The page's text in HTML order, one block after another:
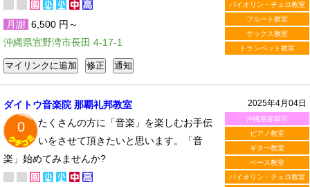
バイオリン・チェロ教室
フルート教室
サックス教室
トランペット教室
月謝 6,500 円～
沖縄県宜野湾市長田 4-17-1
2025年4月04日
沖縄県那覇市
ピアノ教室
ギター教室
ベース教室
バイオリン・チェロ教室
ダイトウ音楽院 那覇礼邦教室
0
たくさんの方に「音楽」を楽しむお手伝
いをさせて頂きたいと思います。「音
楽」始めてみませんか?